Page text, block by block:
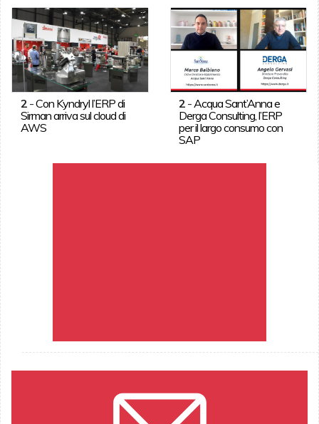
2-Con Kyndryl l’ERP di
Sirman arriva sul cloud di
AWS
2 - Acqua Sant’Anna e
Derga Consulting, l’ERP
per il largo consumo con
SAP